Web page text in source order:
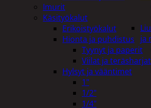
ja
Imurit
Käsityökalut
Erikoistyökalut
Hionta ja puhdistus
Tyynyt ja paperit
Viilat ja teräsharjat
Hylsyt ja vääntimet
1"
1/2"
1/4"